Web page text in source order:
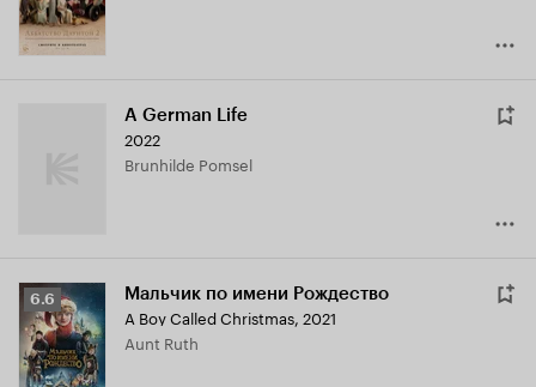
A German Life
2022
Brunhilde Pomsel
Рейтинг
Кинопоиска
6.6
6.6 Мальчик по имени Рождество
A Boy Called Christmas, 2021
Aunt Ruth